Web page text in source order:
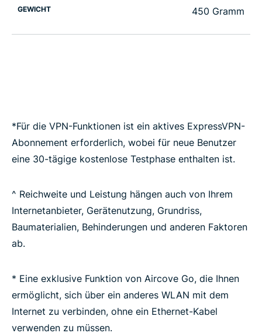
GEWICHT 450 Gramm
*Für die VPN-Funktionen ist ein aktives ExpressVPN-
Abonnement erforderlich, wobei für neue Benutzer
eine 30-tägige kostenlose Testphase enthalten ist.
^ Reichweite und Leistung hängen auch von Ihrem
Internetanbieter, Gerätenutzung, Grundriss,
Baumaterialien, Behinderungen und anderen Faktoren
ab.
* Eine exklusive Funktion von Aircove Go, die Ihnen
ermöglicht, sich über ein anderes WLAN mit dem
Internet zu verbinden, ohne ein Ethernet-Kabel
verwenden zu müssen.